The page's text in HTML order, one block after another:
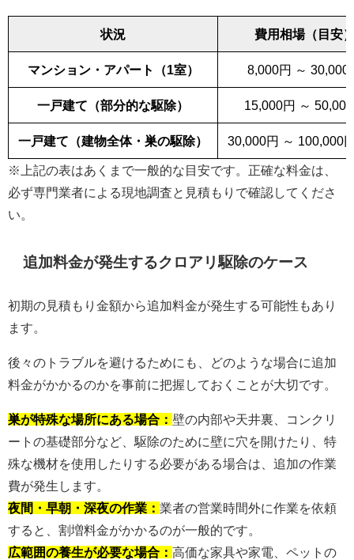
状況 費用相場（目安
マンション・アパート（1室） 8,000円 ～ 30,000
一戸建て（部分的な駆除） 15,000円 ～
一戸建て（建物全体・巣の駆除） 30,000円 ～ 100,000
※上記の表はあくまで一般的な目安です。正確な料金は、
必ず専門業者による現地調査と見積もりで確認してくださ
い。
追加料金が発生するクロアリ駆除のケース
初期の見積もり金額から追加料金が発生する可能性もあり
ます。
後々のトラブルを避けるためにも、どのような場合に追加
料金がかかるのかを事前に把握しておくことが大切です。
巣が特殊な場所にある場合： 壁の内部や天井裏、コンクリ
ートの基礎部分など、駆除のために壁に穴を開けたり、特
殊な機材を使用したりする必要がある場合は、追加の作業
費が発生します。
夜間・早朝・深夜の作業： 業者の営業時間外に作業を依頼
すると、割増料金がかかるのが一般的です。
広範囲の養生が必要な場合： 高価な家具や家電、ペットの